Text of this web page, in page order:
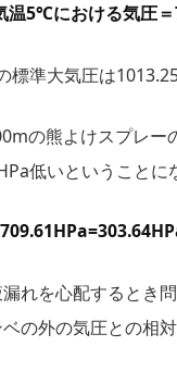
温5℃における気圧
準大気圧は
の熊よけスプレー
低いということに
れを心配するとき
の外の気圧との相対